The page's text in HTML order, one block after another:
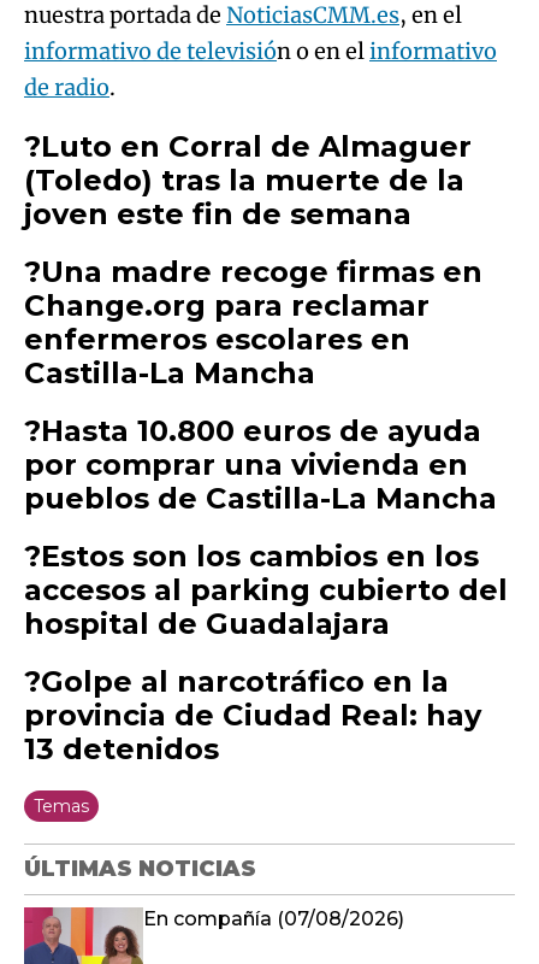
nuestra portada de NoticiasCMM.es, en el
informativo de televisión o en elinformativo
de radio.
?Luto en Corral de Almaguer
(Toledo) tras la muerte de la
joven este fin de semana
?Una madre recoge firmas en
Change.org para reclamar
enfermeros escolares en
Castilla-La Mancha
?Hasta 10.800 euros de ayuda
por comprar una vivienda en
pueblos de Castilla-La Mancha
?Estos son los cambios en los
accesos al parking cubierto del
hospital de Guadalajara
?Golpe al narcotráfico en la
provincia de Ciudad Real: hay
13 detenidos
Temas
ÚLTIMAS NOTICIAS
En compañía (07/08/2026)